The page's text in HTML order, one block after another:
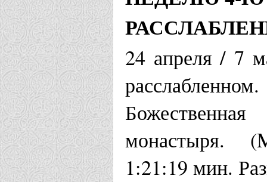
24 апреля / 7
монастыря.
1:21:19 мин.